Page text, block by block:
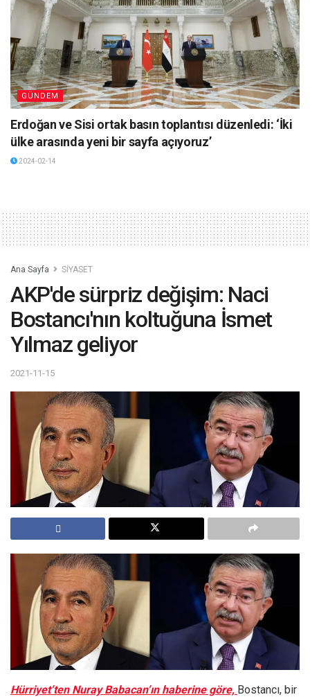
GÜNDEM
Erdoğan ve Sisi ortak basın toplantısı düzenledi: ‘İki
ülke arasında yeni bir sayfa açıyoruz’
2024-02-14
Ana Sayfa SİYASET
AKP'de sürpriz değişim: Naci
Bostancı'nın koltuğuna İsmet
Yılmaz geliyor
2021-11-15
Hürriyet’ten Nuray Babacan’ın haberine göre, Bostancı, bir